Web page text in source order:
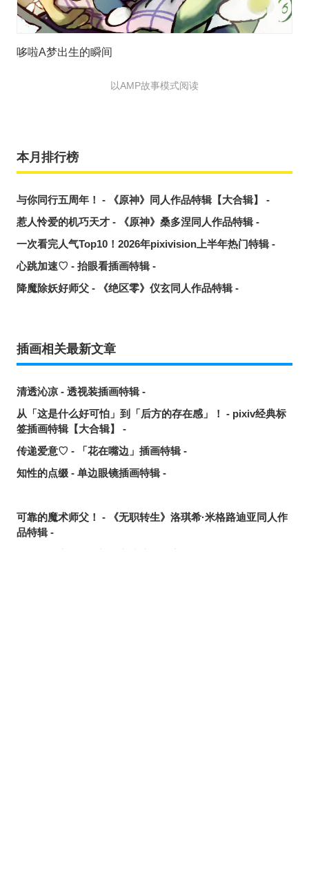
哆啦A梦出生的瞬间
以AMP故事模式阅读
本月排行榜
与你同行五周年！ - 《原神》同人作品特辑【大合辑】 -
惹人怜爱的机巧天才 - 《原神》桑多涅同人作品特辑 -
一次看完人气Top10！2026年pixivision上半年热门特辑 -
心跳加速♡ - 抬眼看插画特辑 -
降魔除妖好师父 - 《绝区零》仪玄同人作品特辑 -
插画相关最新文章
清透沁凉 - 透视装插画特辑 -
从「这是什么好可怕」到「后方的存在感」！ - pixiv经典标
签插画特辑【大合辑】 -
传递爱意♡ - 「花在嘴边」插画特辑 -
知性的点缀 - 单边眼镜插画特辑 -
可靠的魔术师父！ - 《无职转生》洛琪希·米格路迪亚同人作
品特辑 -